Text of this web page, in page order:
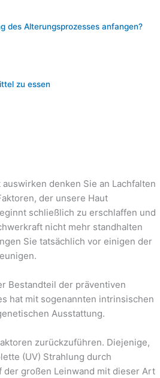
des Alterungsprozesses anfangen?
zu essen
denken Sie an Lachfalten
der unsere Haut
schließlich zu erschlaffen und
nicht mehr standhalten
Sie tatsächlich vor einigen der
Bestandteil der präventiven
hat mit sogenannten intrinsischen
Ausstattung.
zurückzuführen. Diejenige,
(UV) Strahlung durch
der großen Leinwand mit dieser Art